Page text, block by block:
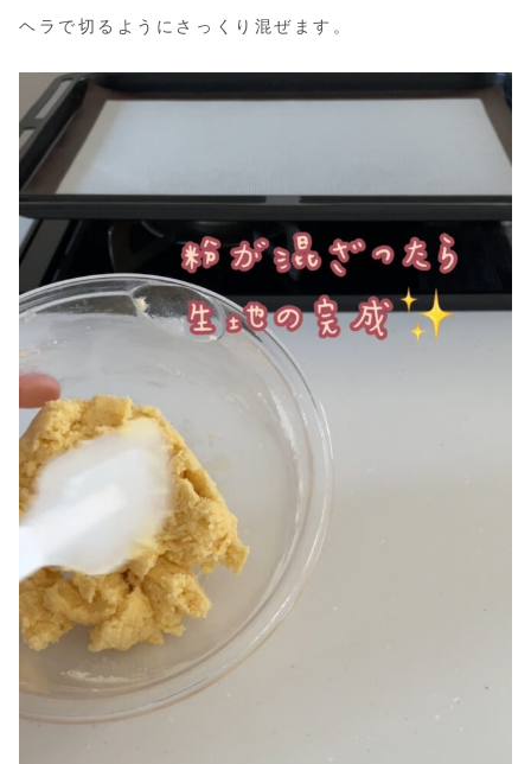
ヘラで切るようにさっくり混ぜます。